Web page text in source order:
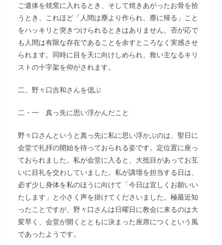
ご遺体を焼窯に入れるとき、そして焼きあがったお骨を拾
うとき、これほど「人間は塵より作られ、塵に帰る」こと
をハッキリと突きつけられるときはありません。否が応で
も人間は有限な存在であることを余すところなく実感させ
られます。同時に目を天に向けしめられ、救い主なるキリ
ストの十字架を仰がされます。
二、野々口吉和さんを偲ぶ
二・一 真っ先に思い浮かんだこと
野々口さんというと真っ先に私に思い浮かぶのは、聖日に
会堂で礼拝の開始を待っておられる姿です。定位置に座っ
ておられました。私が会堂に入ると、大抵目があってお互
いに目礼を交わしていました。私が講壇を担当する日は、
必ず少し身体を私のほうに向けて「今日は宜しくお願いい
たします」と小さく声を掛けてくださいました。極最近知
ったことですが、野々口さんは日曜日に教会に来るのは大
変早く、会堂が開くとともに決まった座席につくという風
であったようです。